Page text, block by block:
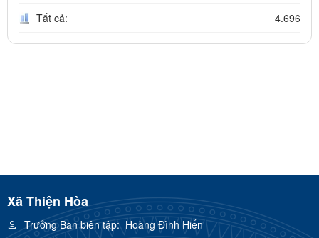
Tất cả: 4.696
Xã Thiện Hòa
Trưởng Ban biên tập:Hoàng Đình Hiển